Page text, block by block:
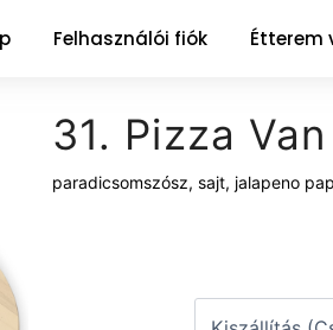
Felhasználói fiók Étterem
31. Pizza
paradicsomszósz, sajt, jalapeno